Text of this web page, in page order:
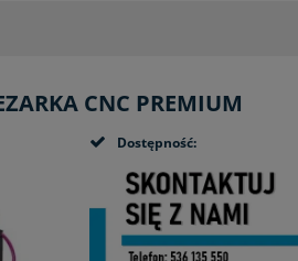
CNC PREMIUM
Dostępność: